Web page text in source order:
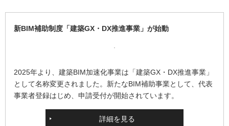
新BIM補助制度「建築GX・DX推進事業」が始動
2025年より、建築BIM加速化事業は「建築GX・DX推進事業」
として名称変更されました。新たなBIM補助事業として、代表
事業者登録はじめ、申請受付が開始されています。
詳細を見る